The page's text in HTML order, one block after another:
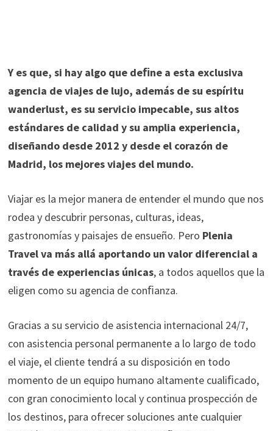
Y es que, si hay algo que deﬁne a esta exclusiva
agencia de viajes de lujo, además de su espíritu
wanderlust, es su servicio impecable, sus altos
estándares de calidad y su amplia experiencia,
diseñando desde 2012 y desde el corazón de
Madrid, los mejores viajes del mundo.
Viajar es la mejor manera de entender el mundo que nos
rodea y descubrir personas, culturas, ideas,
gastronomías y paisajes de ensueño. Pero Plenia
Travel va más allá aportando un valor diferencial a
través de experiencias únicas, a todos aquellos que la
eligen como su agencia de conﬁanza.
Gracias a su servicio de asistencia internacional 24/7,
con asistencia personal permanente a lo largo de todo
el viaje, el cliente tendrá a su disposición en todo
momento de un equipo humano altamente cualiﬁcado,
con gran conocimiento local y continua prospección de
los destinos, para ofrecer soluciones ante cualquier